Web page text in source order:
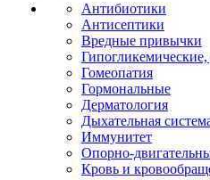
Антибиотики
Антисептики
Вредные привычки
Гипогликемические,
Гомеопатия
Гормональные
Дерматология
Дыхательная
Иммунитет
Опорно-
Кровь и